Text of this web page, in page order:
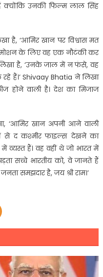
क्योंकि उनकी फिल्म लाल सिंह
है, ‘आमिर खान पर विश्वास मत
के लिए वह एक नौटंकी कर
लिखा है, ‘उनके जाल में न फंसे, वह
हैं।’ Shivaay Bhatia ने लिखा
होने वाली है। देश का मिजाज
‘आमिर खान अपनी आने वाली
से द कश्मीर फाइल्स देखने का
हैं। वह वहीं थे जो भारत में
सच्चे भारतीय को, वे जानते हैं
समझदार है, जय श्री राम।’